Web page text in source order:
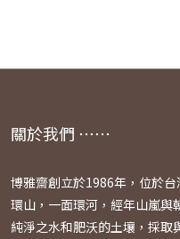
關於我們 ⋯⋯
博雅齋創立於1986年，位於
環山，一面環河，經年山嵐與
純淨之水和肥沃的土壤，採取